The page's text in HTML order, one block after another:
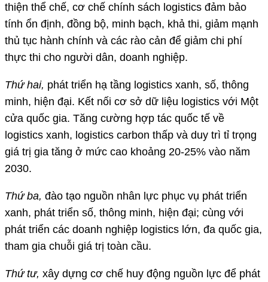
thiện thể chế, cơ chế chính sách logistics đảm bảo
tính ổn định, đồng bộ, minh bạch, khả thi, giảm mạnh
thủ tục hành chính và các rào cản để giảm chi phí
thực thi cho người dân, doanh nghiệp.
Thứ hai, phát triển hạ tầng logistics xanh, số, thông
minh, hiện đại. Kết nối cơ sở dữ liệu logistics với Một
cửa quốc gia. Tăng cường hợp tác quốc tế về
logistics xanh, logistics carbon thấp và duy trì tỉ trọng
giá trị gia tăng ở mức cao khoảng 20-25% vào năm
2030.
Thứ ba, đào tạo nguồn nhân lực phục vụ phát triển
xanh, phát triển số, thông minh, hiện đại; cùng với
phát triển các doanh nghiệp logistics lớn, đa quốc gia,
tham gia chuỗi giá trị toàn cầu.
Thứ tư, xây dựng cơ chế huy động nguồn lực để phát